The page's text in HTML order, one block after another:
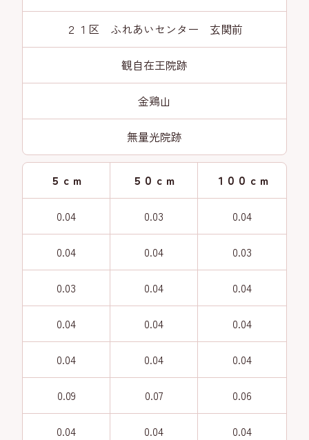
２１区 ふれあいセンター 玄関前
観自在王院跡
金鶏山
無量光院跡
５ｃｍ ５０ｃｍ １００ｃｍ
0.04 0.03 0.04
0.04 0.04 0.03
0.03 0.04 0.04
0.04 0.04 0.04
0.04 0.04 0.04
0.09 0.07 0.06
0.04 0.04 0.04